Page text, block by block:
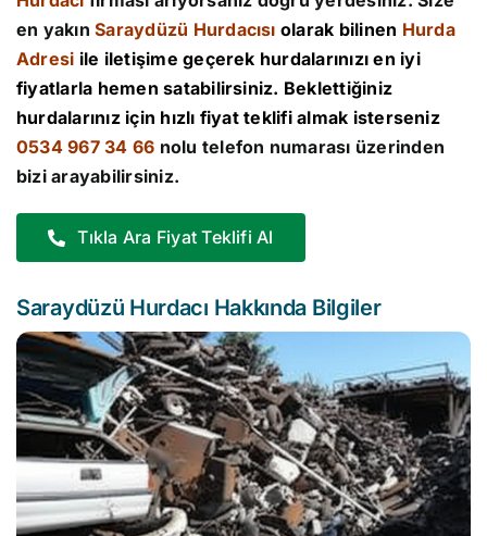
en yakınSaraydüzü Hurdacısı olarak bilinen Hurda
Adresi ile iletişime geçerek hurdalarınızı en iyi
fiyatlarla hemen satabilirsiniz. Beklettiğiniz
hurdalarınız için hızlı fiyat teklifi almak isterseniz
0534 967 34 66 nolu telefon numarası üzerinden
bizi arayabilirsiniz.
Tıkla Ara Fiyat Teklifi Al
Saraydüzü Hurdacı Hakkında Bilgiler